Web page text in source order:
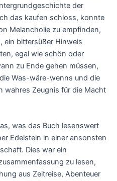
der
das kaufen schloss, konnte
Melancholie zu empfinden,
ein bittersüßer Hinweis
egal wie schön oder
zu Ende gehen müssen,
Was-wäre-wenns und die
wahres Zeugnis für die Macht
was das Buch lesenswert
Edelstein in einer ansonsten
Dies war ein
zu lesen,
aus Zeitreise, Abenteuer